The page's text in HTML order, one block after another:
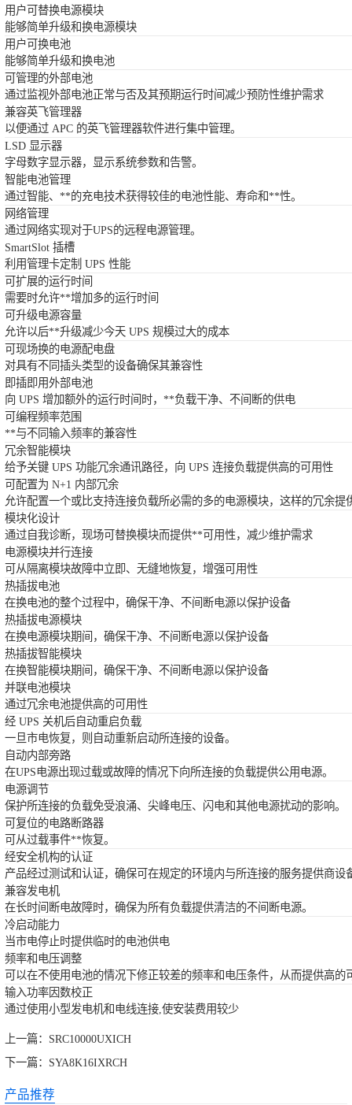
用户可替换电源模块
能够简单升级和换电源模块
用户可换电池
能够简单升级和换电池
可管理的外部电池
通过监视外部电池正常与否及其预期运行时间减少预防性维护需求
兼容英飞管理器
以便通过 APC 的英飞管理器软件进行集中管理。
LSD 显示器
字母数字显示器，显示系统参数和告警。
智能电池管理
通过智能、**的充电技术获得较佳的电池性能、寿命和**性。
网络管理
通过网络实现对于UPS的远程电源管理。
SmartSlot 插槽
利用管理卡定制 UPS 性能
可扩展的运行时间
需要时允许**增加多的运行时间
可升级电源容量
允许以后**升级减少今天 UPS 规模过大的成本
可现场换的电源配电盘
对具有不同插头类型的设备确保其兼容性
即插即用外部电池
向 UPS 增加额外的运行时间时，**负载干净、不间断的供电
可编程频率范围
**与不同输入频率的兼容性
冗余智能模块
给予关键 UPS 功能冗余通讯路径，向 UPS 连接负载提供高的可用性
可配置为 N+1 内部冗余
允许配置一个或比支持连接负载所必需的多的电源模块，这样的冗余提
模块化设计
通过自我诊断，现场可替换模块而提供**可用性，减少维护需求
电源模块并行连接
可从隔离模块故障中立即、无缝地恢复，增强可用性
热插拔电池
在换电池的整个过程中，确保干净、不间断电源以保护设备
热插拔电源模块
在换电源模块期间，确保干净、不间断电源以保护设备
热插拔智能模块
在换智能模块期间，确保干净、不间断电源以保护设备
并联电池模块
通过冗余电池提供高的可用性
经 UPS 关机后自动重启负载
一旦市电恢复，则自动重新启动所连接的设备。
自动内部旁路
在UPS电源出现过载或故障的情况下向所连接的负载提供公用电源。
电源调节
保护所连接的负载免受浪涌、尖峰电压、闪电和其他电源扰动的影响。
可复位的电路断路器
可从过载事件**恢复。
经安全机构的认证
产品经过测试和认证，确保可在规定的环境内与所连接的服务提供商设
兼容发电机
在长时间断电故障时，确保为所有负载提供清洁的不间断电源。
冷启动能力
当市电停止时提供临时的电池供电
频率和电压调整
可以在不使用电池的情况下修正较差的频率和电压条件，从而提供高的
输入功率因数校正
通过使用小型发电机和电线连接,使安装费用较少
上一篇： SRC10000UXICH
下一篇： SYA8K16IXRCH
产品推荐